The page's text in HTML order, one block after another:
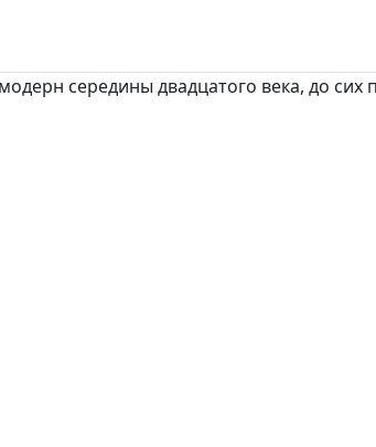
середины двадцатого века, до сих